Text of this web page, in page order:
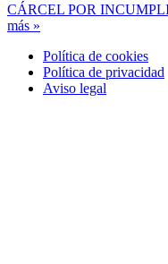
CÁRCEL POR
más »
Política de cookies
Política de privacidad
Aviso legal